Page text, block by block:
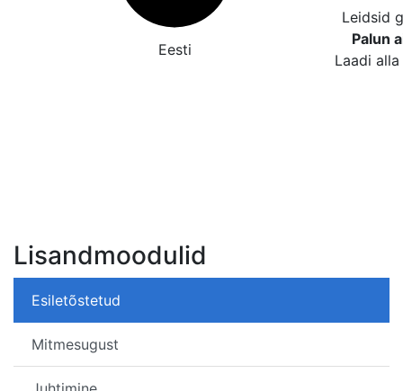
Eesti
Leidsid
Palun
Laadi
Lisandmoodulid
Esiletõstetud
Mitmesugust